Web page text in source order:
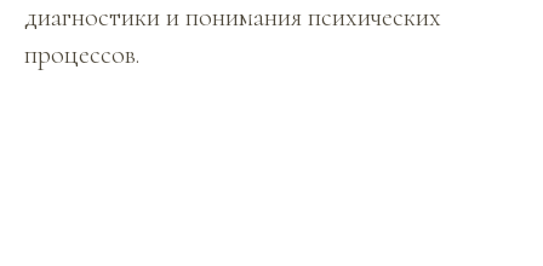
диагностики и понимания психических
процессов.